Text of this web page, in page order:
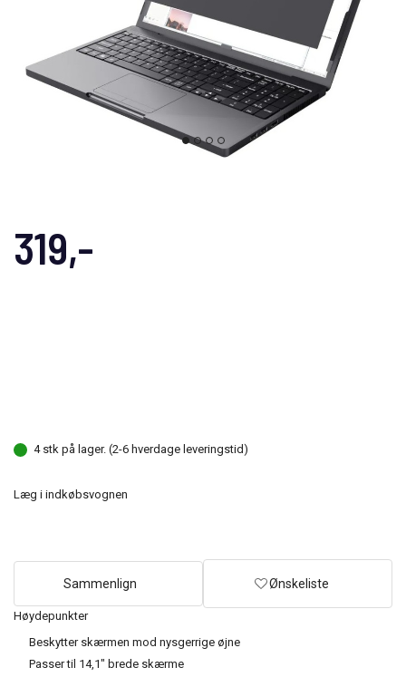
Høydepunkter
Beskytter skærmen mod nysgerrige øjne
Passer til 14,1" brede skærme
319,-
4 stk på lager. (2-6 hverdage leveringstid)
Læg i indkøbsvognen
Sammenlign Ønskeliste